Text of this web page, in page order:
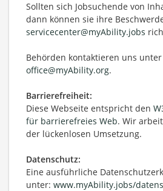
Sollten sich Jobsuchende von
dann können sie ihre
servicecenter@myAbility.jobs
Behörden kontaktieren uns unter
office@myAbility.org.
Barrierefreiheit:
Diese Webseite entspricht den
für barrierefreies Web. Wir
der lückenlosen Umsetzung.
Datenschutz:
Eine ausführliche
unter: www.myAbility.jobs/